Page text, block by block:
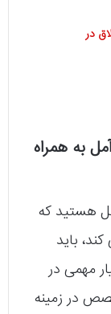
در
به همراه
هستید که
باید
مهمی در
در زمینه